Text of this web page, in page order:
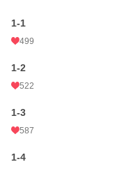
1-1
499
1-2
522
1-3
587
1-4